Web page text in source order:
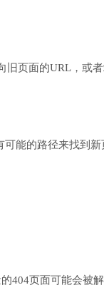
旧页面的URL，或
能的路径来找到
404页面可能会被